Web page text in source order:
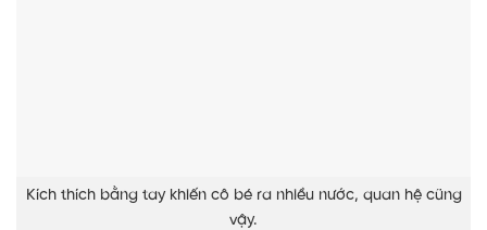
Kích thích bằng tay khiến cô bé ra nhiều nước, quan hệ cũng
vậy.